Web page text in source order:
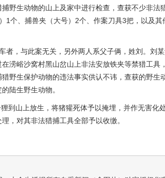
野生动物的山上及家中进行检查，查获不少非法
1个、捕兽夹（大号）2个、作案刀具3把，以及其
者，与此案无关，另外两人系父子俩，姓刘。刘
涝峪沙窝村黑山岔山上非法安放铁夹等禁猎工具
野生保护动物的违法事实供认不讳，查获的野生
陆生野生动物。
到山上放生，将猪獾死体予以掩埋，并作无害化
，对其非法猎捕工具全部予以收缴。